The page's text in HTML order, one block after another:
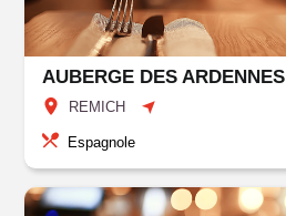
AUBERGE DES ARDENNES
REMICH
Espagnole